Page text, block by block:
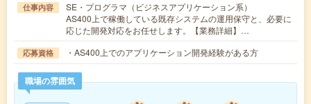
仕事内容
SE・プログラマ（ビジネスアプリケーション系）
AS400上で稼働している既存システムの運用保守と、必要に
応じた開発対応をお任せします。【業務詳細】…
応募資格 ・AS400上でのアプリケーション開発経験がある方
職場の雰囲気